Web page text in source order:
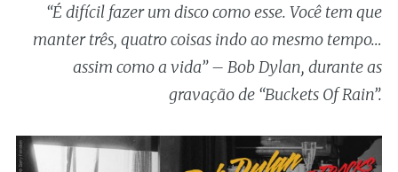
“É difícil fazer um disco como esse. Você tem que
manter três, quatro coisas indo ao mesmo tempo…
assim como a vida” – Bob Dylan, durante as
gravação de “Buckets Of Rain”.